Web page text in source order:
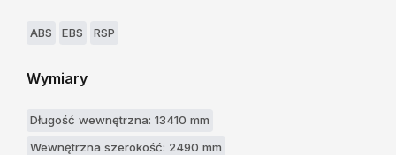
ABS EBS RSP
Wymiary
Długość wewnętrzna: 13410 mm
Wewnętrzna szerokość: 2490 mm